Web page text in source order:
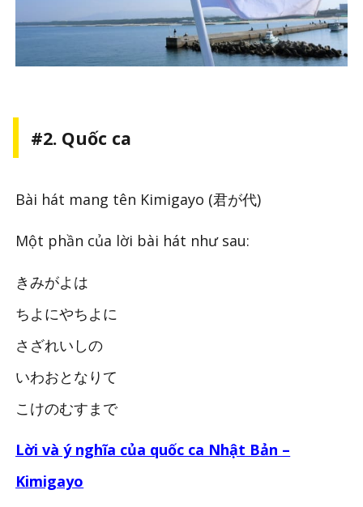
#2. Quốc ca
Bài hát mang tên Kimigayo (君が代)
Một phần của lời bài hát như sau:
きみがよは
ちよにやちよに
さざれいしの
いわおとなりて
こけのむすまで
Lời và ý nghĩa của quốc ca Nhật Bản –
Kimigayo